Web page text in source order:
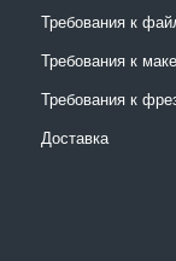
Требования к
Требования к
Требования к
Доставка